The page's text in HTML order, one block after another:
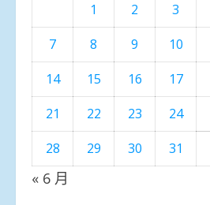
1 2 3
7
8 9 10
14
15 16 17
21
22 23 24
28
29 30 31
« 6 月